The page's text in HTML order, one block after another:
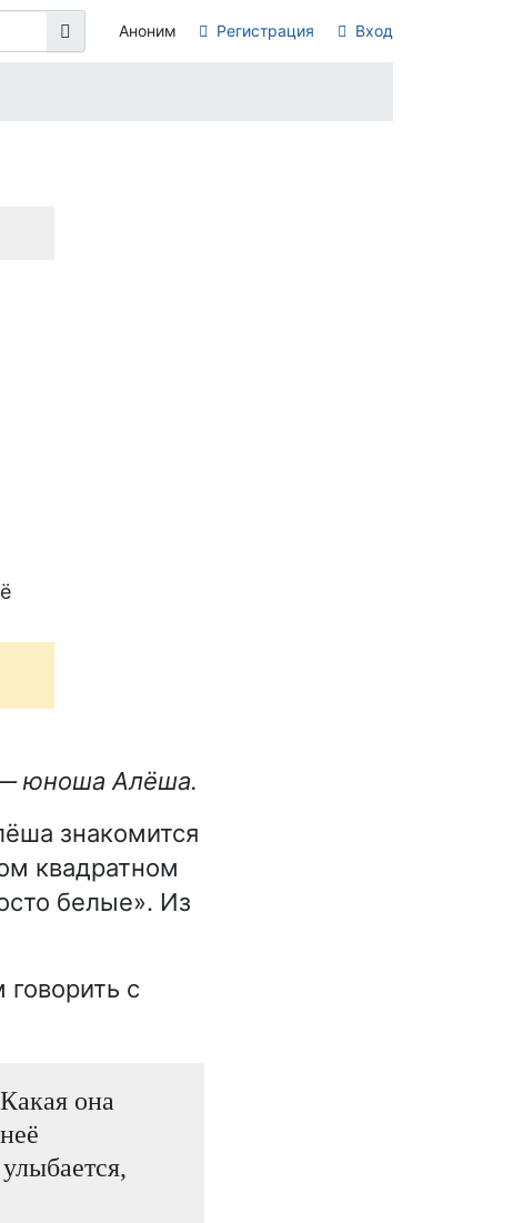
Аноним Регистрация Вход
— юноша Алёша.
знакомится
квадратном
белые». Из
с
она